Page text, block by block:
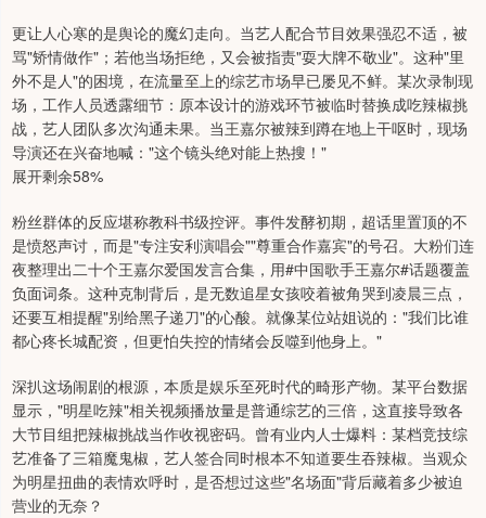
更让人心寒的是舆论的魔幻走向。当艺人配合节目效果强忍不适，被
骂"矫情做作"；若他当场拒绝，又会被指责"耍大牌不敬业"。这种"里
外不是人"的困境，在流量至上的综艺市场早已屡见不鲜。某次录制现
场，工作人员透露细节：原本设计的游戏环节被临时替换成吃辣椒挑
战，艺人团队多次沟通未果。当王嘉尔被辣到蹲在地上干呕时，现场
导演还在兴奋地喊："这个镜头绝对能上热搜！"
展开剩余58%
粉丝群体的反应堪称教科书级控评。事件发酵初期，超话里置顶的不
是愤怒声讨，而是"专注安利演唱会""尊重合作嘉宾"的号召。大粉们连
夜整理出二十个王嘉尔爱国发言合集，用#中国歌手王嘉尔#话题覆盖
负面词条。这种克制背后，是无数追星女孩咬着被角哭到凌晨三点，
还要互相提醒"别给黑子递刀"的心酸。就像某位站姐说的："我们比谁
都心疼长城配资，但更怕失控的情绪会反噬到他身上。"
深扒这场闹剧的根源，本质是娱乐至死时代的畸形产物。某平台数据
显示，"明星吃辣"相关视频播放量是普通综艺的三倍，这直接导致各
大节目组把辣椒挑战当作收视密码。曾有业内人士爆料：某档竞技综
艺准备了三箱魔鬼椒，艺人签合同时根本不知道要生吞辣椒。当观众
为明星扭曲的表情欢呼时，是否想过这些"名场面"背后藏着多少被迫
营业的无奈？